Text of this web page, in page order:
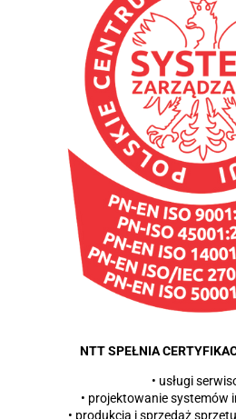
NTT SPEŁNIA
• usługi
• projektowanie systemów
• produkcja i sprzedaż